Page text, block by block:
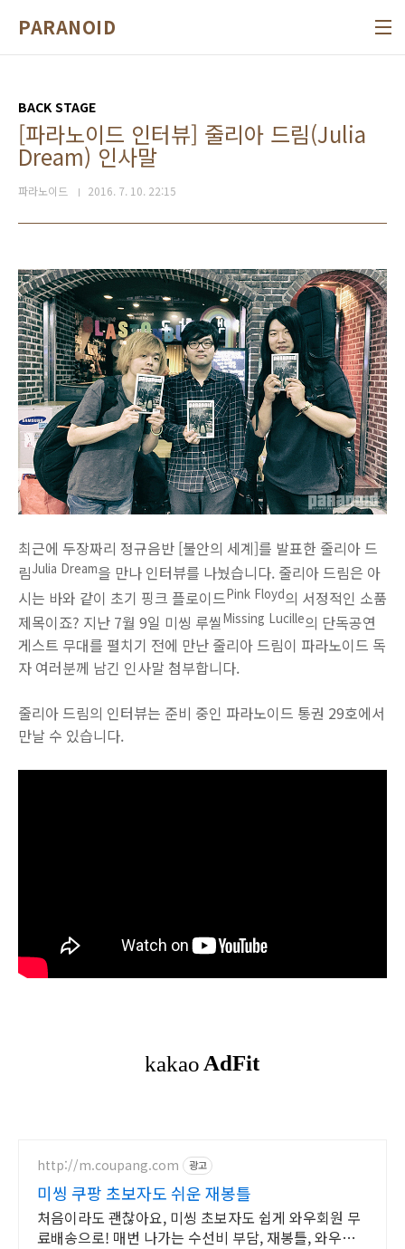
PARANOID
BACK STAGE
[파라노이드 인터뷰] 줄리아 드림(Julia
Dream) 인사말
파라노이드 2016. 7. 10. 22:15
최근에 두장짜리 정규음반 [불안의 세계]를 발표한 줄리아 드
림Julia Dream을 만나 인터뷰를 나눴습니다. 줄리아 드림은 아
시는 바와 같이 초기 핑크 플로이드Pink Floyd의 서정적인 소품
제목이죠? 지난 7월 9일 미씽 루씰Missing Lucille의 단독공연
게스트 무대를 펼치기 전에 만난 줄리아 드림이 파라노이드 독
자 여러분께 남긴 인사말 첨부합니다.
줄리아 드림의 인터뷰는 준비 중인 파라노이드 통권 29호에서
만날 수 있습니다.
http://m.coupang.com 광고
미씽 쿠팡 초보자도 쉬운 재봉틀
처음이라도 괜찮아요, 미씽 초보자도 쉽게 와우회원 무
료배송으로! 매번 나가는 수선비 부담, 재봉틀, 와우회